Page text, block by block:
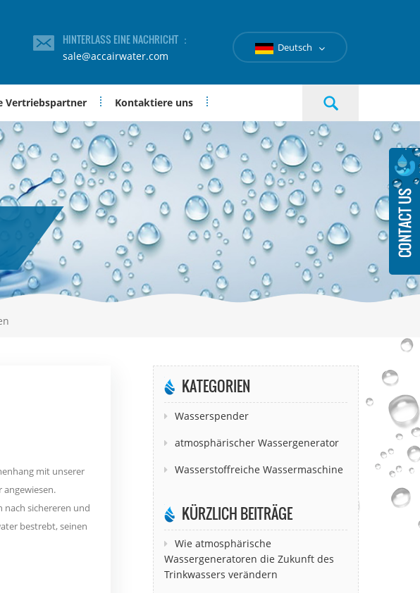
HINTERLASS EINE NACHRICHT ：
sale@accairwater.com
Deutsch
Vertriebspartner Kontaktiere uns
mit unserer
sichereren und
bestrebt, seinen
KATEGORIEN
Wasserspender
atmosphärischer Wassergenerator
Wasserstoffreiche Wassermaschine
KÜRZLICH BEITRÄGE
Wie atmosphärische
Wassergeneratoren die Zukunft des
Trinkwassers verändern